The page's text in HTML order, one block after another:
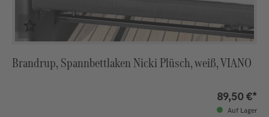
Brandrup, Spannbettlaken Nicki Plüsch, weiß, VIANO
89,50 €*
Auf Lager